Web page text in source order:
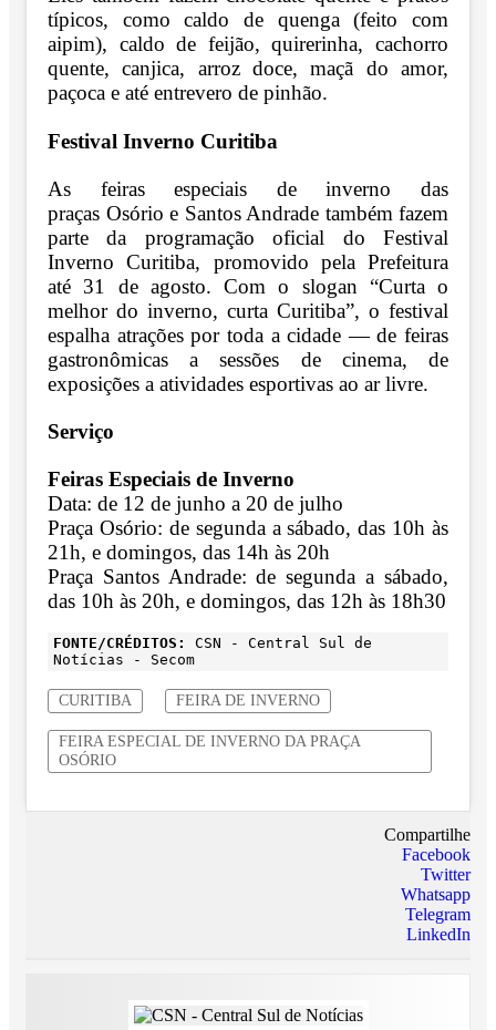
típicos, como caldo de quenga (feito com
aipim), caldo de feijão, quirerinha, cachorro
quente, canjica, arroz doce, maçã do amor,
paçoca e até entrevero de pinhão.
Festival Inverno Curitiba
As feiras especiais de inverno das
praças Osório e Santos Andrade também fazem
parte da programação oficial do Festival
Inverno Curitiba, promovido pela Prefeitura
até 31 de agosto. Com o slogan “Curta o
melhor do inverno, curta Curitiba”, o festival
espalha atrações por toda a cidade — de feiras
gastronômicas a sessões de cinema, de
exposições a atividades esportivas ao ar livre.
Serviço
Feiras Especiais de Inverno
Data: de 12 de junho a 20 de julho
Praça Osório: de segunda a sábado, das 10h às
21h, e domingos, das 14h às 20h
Praça Santos Andrade: de segunda a sábado,
das 10h às 20h, e domingos, das 12h às 18h30
FONTE/CRÉDITOS:
CSN - Central Sul de
Notícias - Secom
CURITIBA FEIRA DE INVERNO
FEIRA ESPECIAL DE INVERNO DA PRAÇA
OSÓRIO
Compartilhe
Facebook
Twitter
Whatsapp
Telegram
LinkedIn